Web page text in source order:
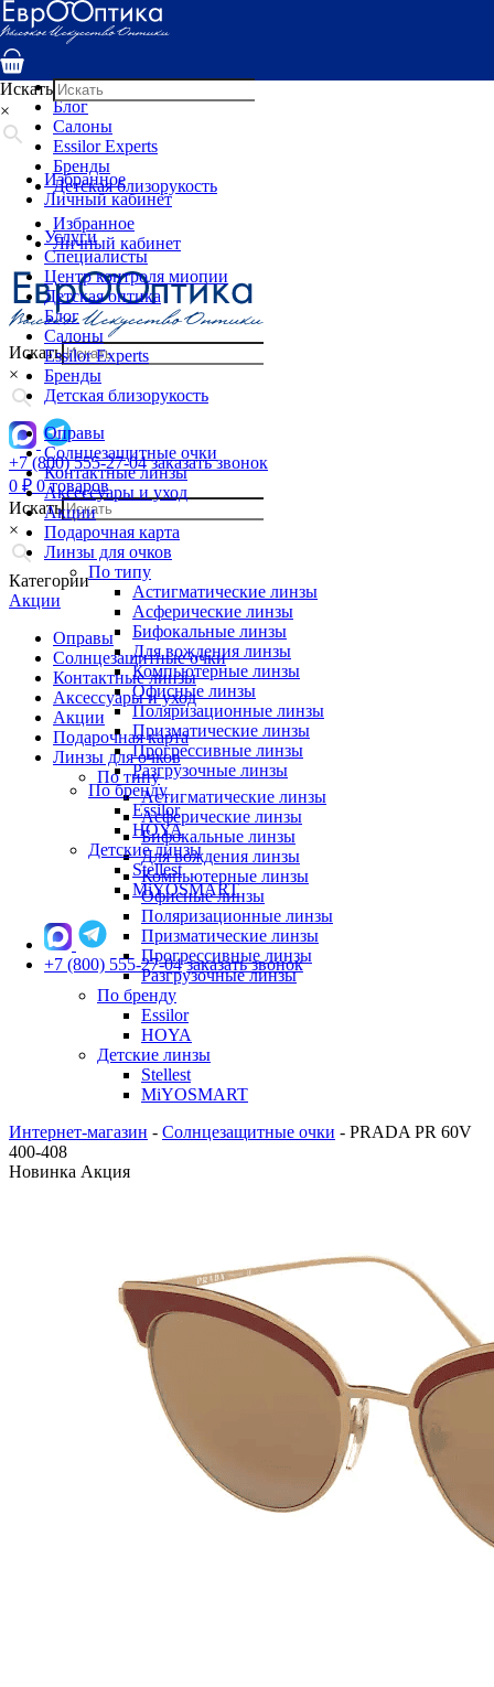
Услуги
Специалисты
Детская оптика
Блог
Салоны
Essilor Experts
Бренды
Детская близорукость
Избранное
Личный кабинет
Искать
×
+7 (800) 555-27-04 заказать звонок
0 ₽ 0 товаров
Искать
×
Категории
Акции
Оправы
Солнцезащитные очки
Контактные линзы
Аксессуары и уход
Акции
Подарочная карта
Линзы для очков
По типу
Астигматические линзы
Асферические линзы
Бифокальные линзы
Для вождения линзы
Компьютерные линзы
Офисные линзы
Поляризационные линзы
Призматические линзы
Прогрессивные линзы
Разгрузочные линзы
По бренду
Essilor
HOYA
Детские линзы
Stellest
MiYOSMART
Искать
×
Избранное
Личный кабинет
Услуги
Специалисты
Центр контроля миопии
Детская оптика
Блог
Салоны
Essilor Experts
Бренды
Детская близорукость
Оправы
Солнцезащитные очки
Контактные линзы
Аксессуары и уход
Акции
Подарочная карта
Линзы для очков
По типу
Астигматические линзы
Асферические линзы
Бифокальные линзы
Для вождения линзы
Компьютерные линзы
Офисные линзы
Поляризационные линзы
Призматические линзы
Прогрессивные линзы
Разгрузочные линзы
По бренду
Essilor
HOYA
Детские линзы
Stellest
MiYOSMART
+7 (800) 555-27-04 заказать звонок
Интернет-магазин - Солнцезащитные очки - PRADA PR 60V
400-408
Новинка Акция